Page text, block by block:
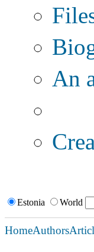
An
Estonia World
HomeAuthors